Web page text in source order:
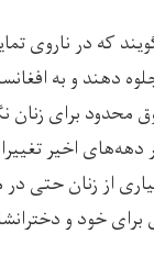
که در ناروی
دهند و به
برای زنان
اخیر
از زنان حتی در
خود و